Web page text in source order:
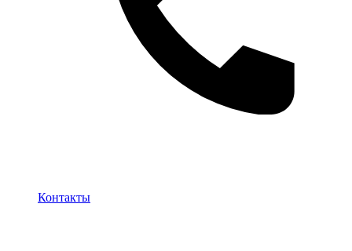
Контакты
Контакты